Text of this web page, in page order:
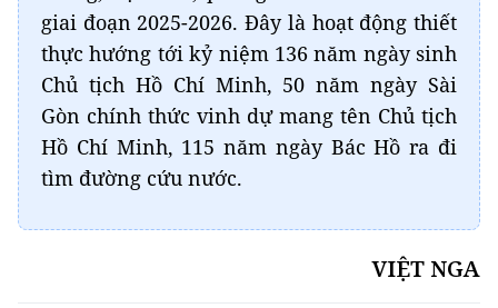
giai đoạn 2025-2026. Đây là hoạt động thiết
thực hướng tới kỷ niệm 136 năm ngày sinh
Chủ tịch Hồ Chí Minh, 50 năm ngày Sài
Gòn chính thức vinh dự mang tên Chủ tịch
Hồ Chí Minh, 115 năm ngày Bác Hồ ra đi
tìm đường cứu nước.
VIỆT NGA